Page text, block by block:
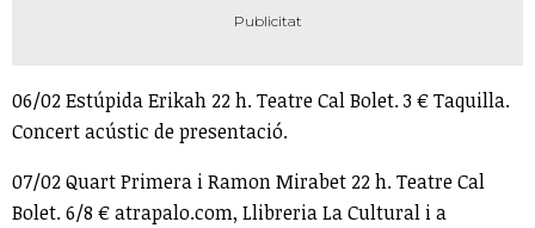
06/02 Estúpida Erikah 22 h. Teatre Cal Bolet. 3 € Taquilla.
Concert acústic de presentació.
07/02 Quart Primera i Ramon Mirabet 22 h. Teatre Cal
Bolet. 6/8 € atrapalo.com, Llibreria La Cultural i a